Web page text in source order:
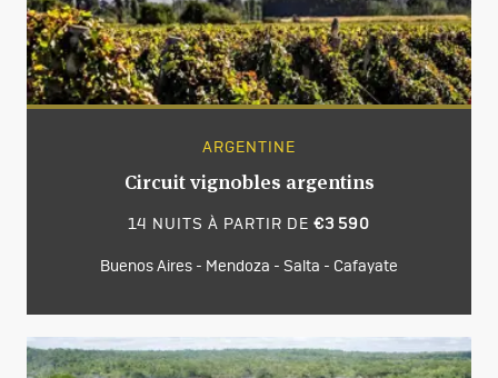
ARGENTINE
Circuit vignobles argentins
14 NUITS À PARTIR DE €3 590
Buenos Aires - Mendoza - Salta - Cafayate